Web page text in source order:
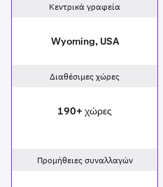
Κεντρικά γραφεία
Wyoming, USA
Διαθέσιμες χώρες
190+ χώρες
Προμήθειες συναλλαγών